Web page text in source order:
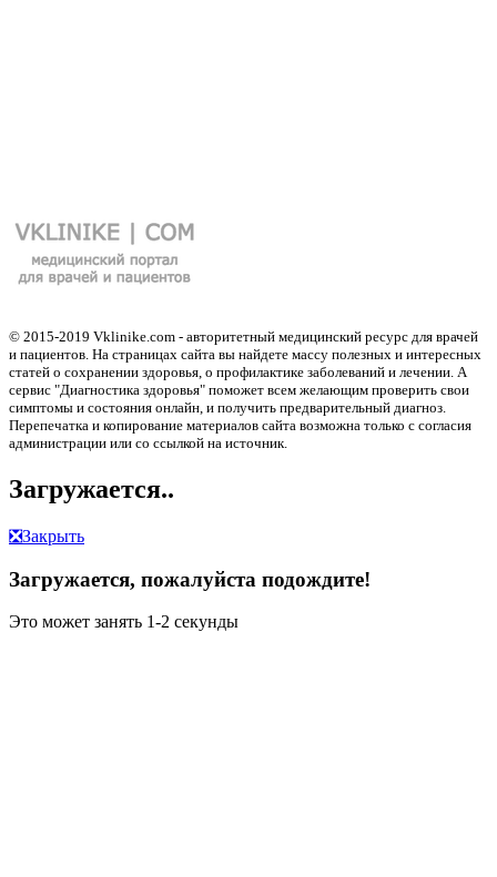
© 2015-2019 Vklinike.com - авторитетный медицинский ресурс для врачей
и пациентов. На страницах сайта вы найдете массу полезных и интересных
статей о сохранении здоровья, о профилактике заболеваний и лечении. А
сервис "Диагностика здоровья" поможет всем желающим проверить свои
симптомы и состояния онлайн, и получить предварительный диагноз.
Перепечатка и копирование материалов сайта возможна только с согласия
администрации или со ссылкой на источник.
Загружается..
❎Закрыть
Загружается, пожалуйста подождите!
Это может занять 1-2 секунды